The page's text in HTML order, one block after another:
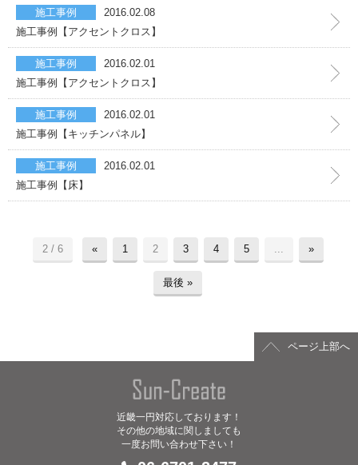
施工事例
2016.02.08
施工事例【アクセントクロス】
施工事例
2016.02.01
施工事例【アクセントクロス】
施工事例
2016.02.01
施工事例【キッチンパネル】
施工事例
2016.02.01
施工事例【床】
2 / 6 « 1 2 3 4 5 ... »
最後 »
ページ上部へ
近畿一円対応しております！
その他の地域に関しましても
一度お問い合わせ下さい！
給湯器の交換
サンクリエイトの特長
ハウスクリーニング
ハウスクリーニング
インフォメーション